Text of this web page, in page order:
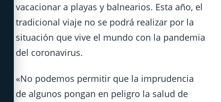
vacacionar a playas y balnearios. Esta año, el
tradicional viaje no se podrá realizar por la
situación que vive el mundo con la pandemia
del coronavirus.
«No podemos permitir que la imprudencia
de algunos pongan en peligro la salud de